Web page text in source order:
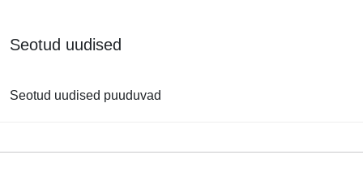
Seotud uudised
Seotud uudised puuduvad